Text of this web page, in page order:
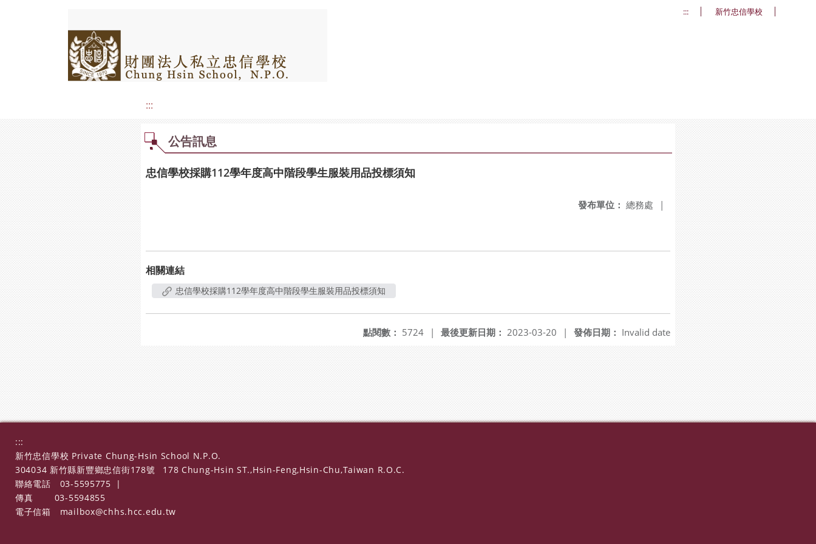
::: 新竹忠信學校
:::
公告訊息
忠信學校採購112學年度高中階段學生服裝用品投標須知
發布單位： 總務處 |
相關連結
忠信學校採購112學年度高中階段學生服裝用品投標須知
發佈日期： Invalid date
最後更新日期： 2023-03-20 |
點閱數： 5724 |
:::
新竹忠信學校 Private Chung-Hsin School N.P.O.
304034 新竹縣新豐鄉忠信街178號
178 Chung-Hsin ST.,Hsin-Feng,Hsin-Chu,Taiwan R.O.C.
聯絡電話
03-5595775
|
傳真
03-5594855
電子信箱
mailbox@chhs.hcc.edu.tw